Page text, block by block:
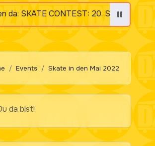
20. September 2025 „Altes
Events Skate in den Mai 2022
da bist!